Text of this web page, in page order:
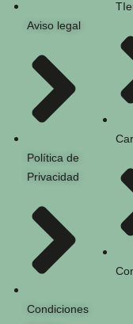
Aviso legal
Política de
Privacidad
Condiciones